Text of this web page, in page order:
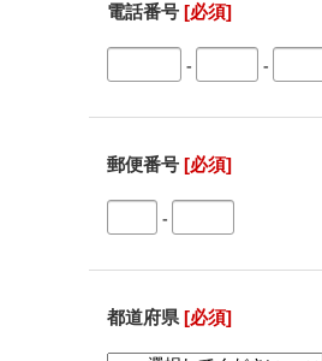
電話番号 [必須]
- -
郵便番号 [必須]
-
都道府県 [必須]